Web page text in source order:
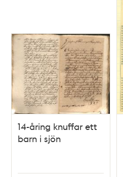
14-åring knuffar ett
barn i sjön